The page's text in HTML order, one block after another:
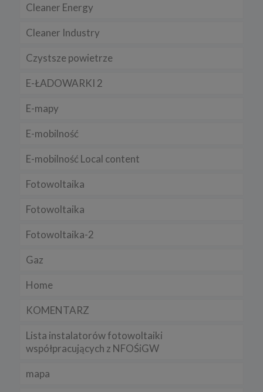
Cleaner Energy
Cleaner Industry
Czystsze powietrze
E-ŁADOWARKI 2
E-mapy
E-mobilność
E-mobilność Local content
Fotowoltaika
Fotowoltaika
Fotowoltaika-2
Gaz
Home
KOMENTARZ
Lista instalatorów fotowoltaiki
współpracujących z NFOŚiGW
mapa
Chrome, Firefox, Safari
Pamiętaj, że zmiana ustawienia plików cookies i podobnych
technologii może wpłynąć na sposób funkcjonowania naszego
Niniejsza Polityka może być co pewien czas aktualizowana poprzez